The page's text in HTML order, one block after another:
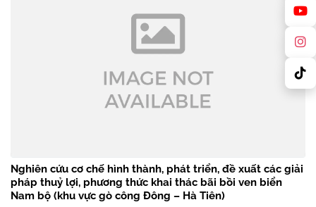
Nghiên cứu cơ chế hình thành, phát triển, đề xuất các giải
pháp thuỷ lợi, phương thức khai thác bãi bồi ven biển
Nam bộ (khu vực gò công Đông – Hà Tiên)